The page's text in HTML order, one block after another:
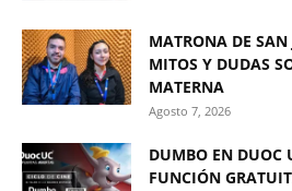
MATRONA DE
MITOS Y DUDAS
MATERNA
Agosto 7, 2026
DUMBO EN DUOC
FUNCIÓN